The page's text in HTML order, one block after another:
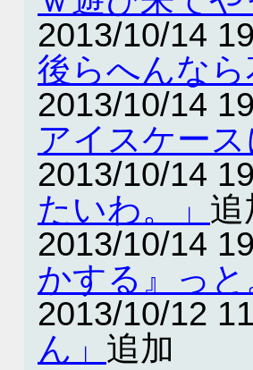
2013/10/14
後らへんな
2013/10/14
アイスケー
2013/10/14
たいわ。」 追
2013/10/14
かする』っと
2013/10/12
ん」 追加